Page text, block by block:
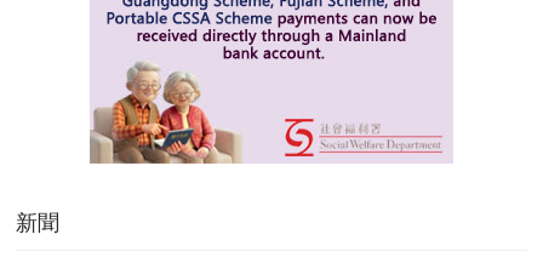
新聞